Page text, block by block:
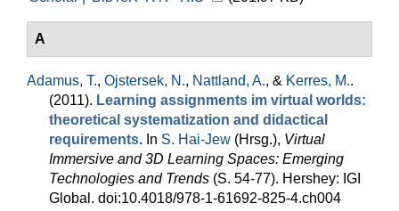
A
Adamus, T., Ojstersek, N., Nattland, A., & Kerres, M..
(2011). Learning assignments im virtual worlds:
theoretical systematization and didactical
requirements. In S. Hai-Jew (Hrsg.), Virtual
Immersive and 3D Learning Spaces: Emerging
Technologies and Trends (S. 54-77). Hershey: IGI
Global. doi:10.4018/978-1-61692-825-4.ch004